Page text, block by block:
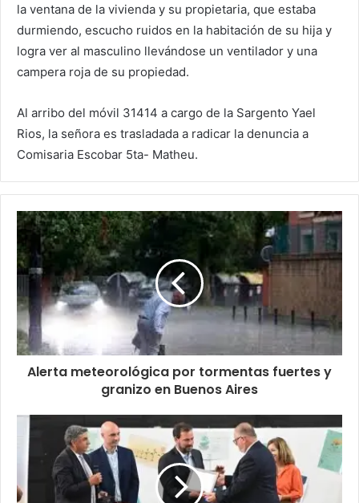
la ventana de la vivienda y su propietaria, que estaba
durmiendo, escucho ruidos en la habitación de su hija y
logra ver al masculino llevándose un ventilador y una
campera roja de su propiedad.
Al arribo del móvil 31414 a cargo de la Sargento Yael
Rios, la señora es trasladada a radicar la denuncia a
Comisaria Escobar 5ta- Matheu.
Alerta meteorológica por tormentas fuertes y
granizo en Buenos Aires